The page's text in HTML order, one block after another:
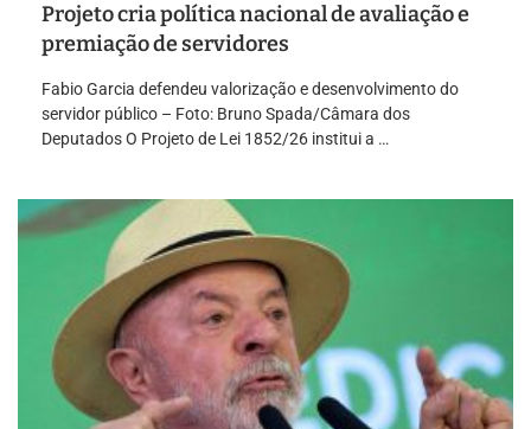
Projeto cria política nacional de avaliação e
premiação de servidores
Fabio Garcia defendeu valorização e desenvolvimento do
servidor público – Foto: Bruno Spada/Câmara dos
Deputados O Projeto de Lei 1852/26 institui a …